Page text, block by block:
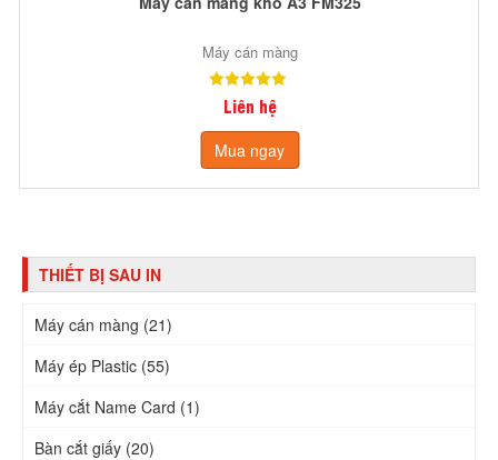
Máy cán màng
Liên hệ
Mua ngay
THIẾT BỊ SAU IN
Máy cán màng (21)
Máy ép Plastic (55)
Máy cắt Name Card (1)
Bàn cắt giấy (20)